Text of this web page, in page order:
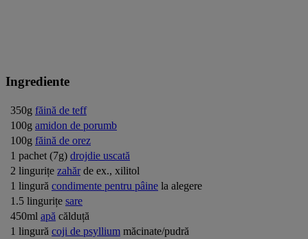
Ingrediente
350g făină de teff
100g amidon de porumb
100g făină de orez
1 pachet (7g) drojdie uscată
2 lingurițe zahăr de ex., xilitol
1 lingură condimente pentru pâine la alegere
1.5 lingurițe sare
450ml apă călduță
1 lingură coji de psyllium măcinate/pudră